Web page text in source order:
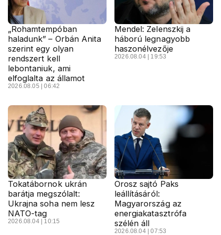
„Rohamtempóban
haladunk” – Orbán Anita
szerint egy olyan
rendszert kell
lebontaniuk, ami
elfoglalta az államot
2026.08.05 | 06:42
Mendel: Zelenszkij a
háború legnagyobb
haszonélvezője
2026.08.04 | 19:53
Tokatábornok ukrán
barátja megszólalt:
Ukrajna soha nem lesz
NATO-tag
2026.08.04 | 10:15
Orosz sajtó Paks
leállításáról:
Magyarország az
energiakatasztrófa
szélén áll
2026.08.04 | 07:53